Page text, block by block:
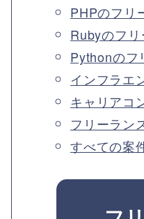
PHPのフリ
Rubyのフ
Pythonのフ
インフラエ
キャリアコ
フリーラン
すべての案